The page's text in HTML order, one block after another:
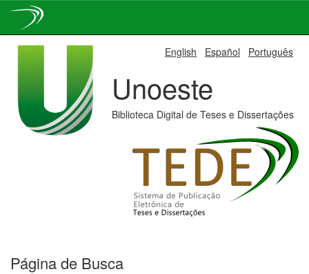
English Español Português
Unoeste
Biblioteca Digital de Teses e Dissertações
Página de Busca